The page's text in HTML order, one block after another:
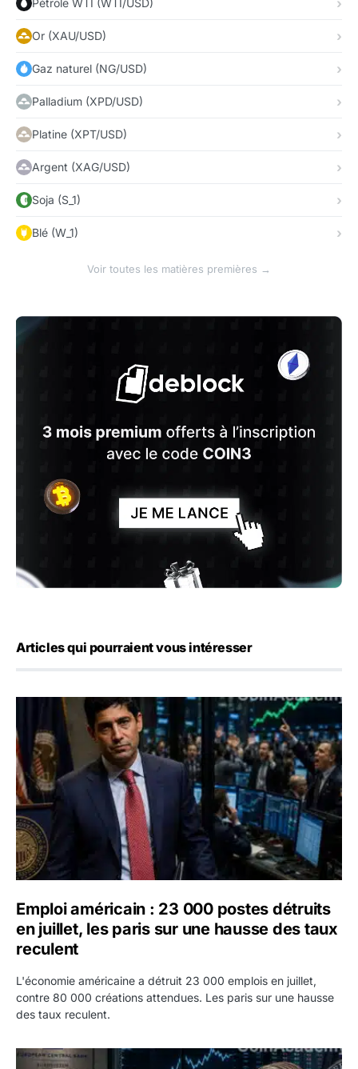
Pétrole WTI (WTI/USD)
Or (XAU/USD)
Gaz naturel (NG/USD)
Palladium (XPD/USD)
Platine (XPT/USD)
Argent (XAG/USD)
Soja (S_1)
Blé (W_1)
Voir toutes les matières premières →
Articles qui pourraient vous intéresser
Emploi américain : 23 000 postes détruits en juillet, les
Emploi américain : 23 000 postes détruits
en juillet, les paris sur une hausse des taux
reculent
L'économie américaine a détruit 23 000 emplois en juillet,
contre 80 000 créations attendues. Les paris sur une hausse
des taux reculent.
Yen : Washington a vendu des euros sans prévenir la